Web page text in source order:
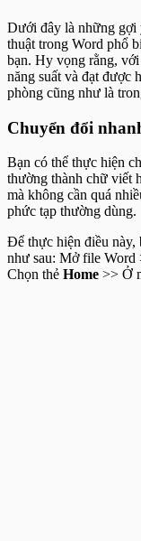
Dưới đây là những gợi
thuật trong Word phổ
bạn. Hy vọng rằng,
năng suất và đạt được
phòng cũng như là
Chuyển đổi
Bạn có thể thực hiện
thường thành chữ viết
mà không cần quá
phức tạp thường dùng.
Để thực hiện điều này,
như sau: Mở file Word
Chọn thẻ Home >> Ở